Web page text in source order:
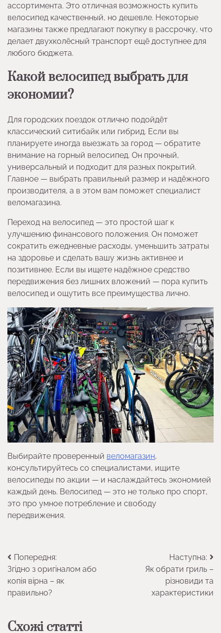
ассортимента. Это отличная возможность купить
велосипед качественный, но дешевле. Некоторые
магазины также предлагают покупку в рассрочку, что
делает двухколёсный транспорт ещё доступнее для
любого бюджета.
Какой велосипед выбрать для
экономии?
Для городских поездок отлично подойдёт
классический ситибайк или гибрид. Если вы
планируете иногда выезжать за город — обратите
внимание на горный велосипед. Он прочный,
универсальный и подходит для разных покрытий.
Главное — выбрать правильный размер и надёжного
производителя, а в этом вам поможет специалист
веломагазина.
Переход на велосипед — это простой шаг к
улучшению финансового положения. Он поможет
сократить ежедневные расходы, уменьшить затраты
на здоровье и сделать вашу жизнь активнее и
позитивнее. Если вы ищете надёжное средство
передвижения без лишних вложений — пора купить
велосипед и ощутить все преимущества лично.
Выбирайте проверенный веломагазин,
консультируйтесь со специалистами, ищите
велосипеды по акции — и наслаждайтесь экономией
каждый день. Велосипед — это не только про спорт,
это про умное потребление и свободу
передвижения.
Навігація
записів
Попередня:
Згідно з оригіналом або
копія вірна – як
правильно?
Наступна:
Як обрати гриль –
різновиди та
характеристики
Схожі статті